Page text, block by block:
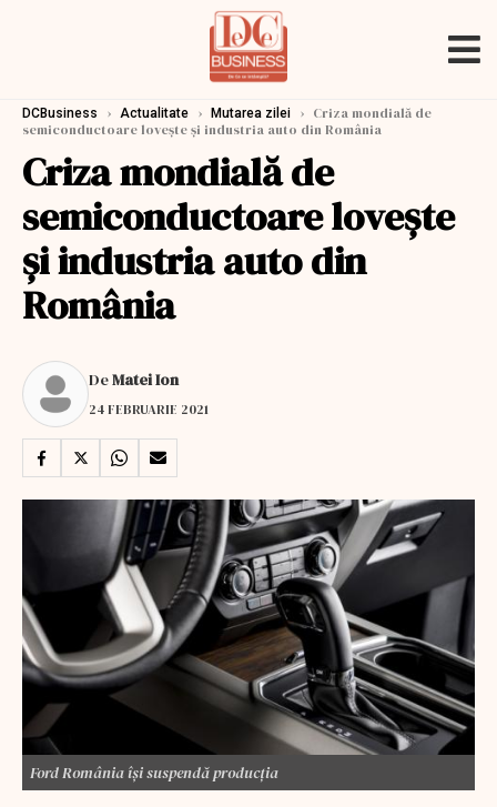
DCBusiness › Actualitate › Mutarea zilei › Criza mondială de
semiconductoare lovește și industria auto din România
Criza mondială de
semiconductoare lovește
și industria auto din
România
DeMatei Ion
24 FEBRUARIE 2021
Ford România își suspendă producția